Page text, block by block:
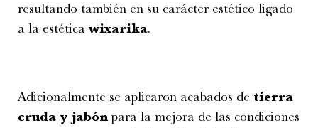
resultando también en su carácter estético ligado
a la estética wixarika.
Adicionalmente se aplicaron acabados de tierra
cruda y jabónpara la mejora de las condiciones